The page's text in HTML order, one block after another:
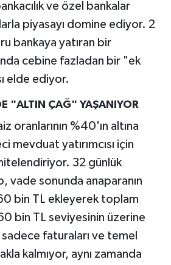
ve özel bankalar
piyasayı domine ediyor. 2
bankaya yatıran bir
cebine fazladan bir "ek
elde ediyor.
"ALTIN ÇAĞ" YAŞANIYOR
oranlarının %40'ın altına
mevduat yatırımcısı için
32 günlük
vade sonunda anaparanın
bin TL ekleyerek toplam
bin TL seviyesinin üzerine
faturaları ve temel
kalmıyor, aynı zamanda